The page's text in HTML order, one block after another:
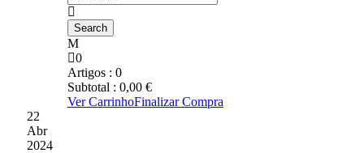
0
Artigos : 0
Subtotal : 0,00 €
Ver CarrinhoFinalizar Compra
22
Abr
2024